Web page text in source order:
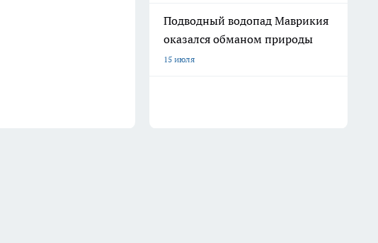
Подводный водопад Маврикия
оказался обманом природы
15 июля